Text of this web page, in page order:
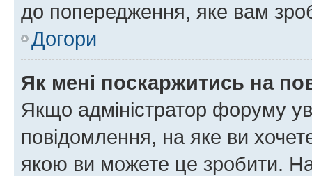
до попередження, яке вам
Догори
Як мені поскаржитись на
Якщо адміністратор форуму
повідомлення, на яке ви
якою ви можете це зробити.